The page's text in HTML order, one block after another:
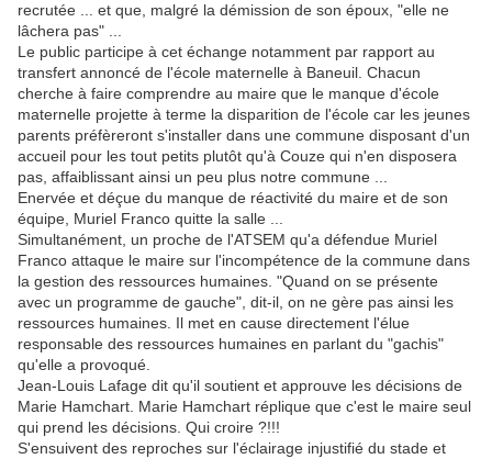
recrutée ... et que, malgré la démission de son époux, "elle ne
lâchera pas" ...
Le public participe à cet échange notamment par rapport au
transfert annoncé de l'école maternelle à Baneuil. Chacun
cherche à faire comprendre au maire que le manque d'école
maternelle projette à terme la disparition de l'école car les jeunes
parents préfèreront s'installer dans une commune disposant d'un
accueil pour les tout petits plutôt qu'à Couze qui n'en disposera
pas, affaiblissant ainsi un peu plus notre commune ...
Enervée et déçue du manque de réactivité du maire et de son
équipe, Muriel Franco quitte la salle ...
Simultanément, un proche de l'ATSEM qu'a défendue Muriel
Franco attaque le maire sur l'incompétence de la commune dans
la gestion des ressources humaines. "Quand on se présente
avec un programme de gauche", dit-il, on ne gère pas ainsi les
ressources humaines. Il met en cause directement l'élue
responsable des ressources humaines en parlant du "gachis"
qu'elle a provoqué.
Jean-Louis Lafage dit qu'il soutient et approuve les décisions de
Marie Hamchart. Marie Hamchart réplique que c'est le maire seul
qui prend les décisions. Qui croire ?!!!
S'ensuivent des reproches sur l'éclairage injustifié du stade et